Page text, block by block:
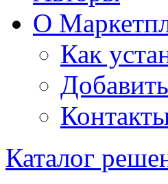
О
Как
Каталог